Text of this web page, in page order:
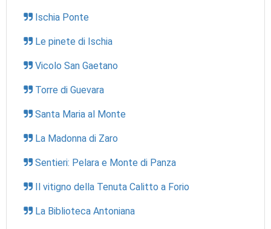
Ischia Ponte
Le pinete di Ischia
Vicolo San Gaetano
Torre di Guevara
Santa Maria al Monte
La Madonna di Zaro
Sentieri: Pelara e Monte di Panza
Il vitigno della Tenuta Calitto a Forio
La Biblioteca Antoniana